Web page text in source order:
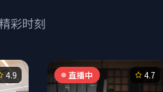
彩时刻
4.9 直播中 4.7